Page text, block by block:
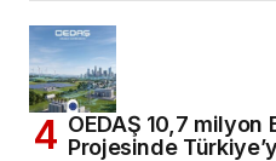
OEDAŞ 10,7 milyon
Projesinde